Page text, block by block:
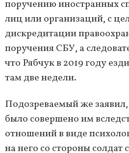
поручению иностранных
лиц или организаций, с
дискредитации
поручения СБУ, а
что Рябчук в 2019 году
там две недели.
Подозреваемый же
было совершено им
отношений в виде
на него со стороны солдат